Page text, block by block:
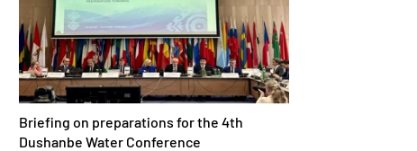
Briefing on preparations for the 4th
Dushanbe Water Conference